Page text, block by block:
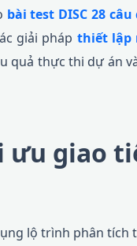
bài test DISC 28
giải pháp thiết lập
quả thực thi dự án
ưu giao
lộ trình phân tích